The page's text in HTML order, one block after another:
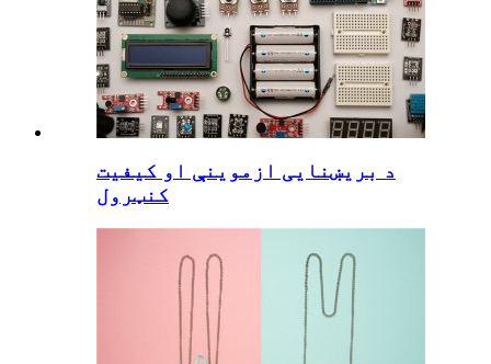
د بریښنایی ازموینې او کیفیت
کنټرول